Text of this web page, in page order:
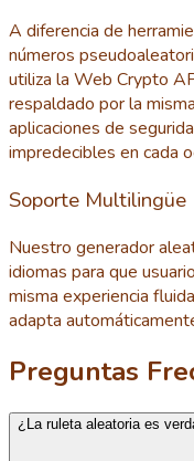
A diferencia de
números
utiliza la Web Crypto
respaldado por la
aplicaciones de
impredecibles en cada
Soporte Multilingüe
Nuestro generador
idiomas para que
misma experiencia
adapta
Preguntas
¿La ruleta aleatoria es